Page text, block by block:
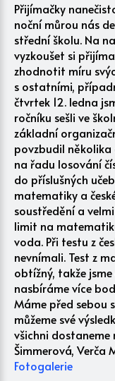
Přijímačky
noční můrou nás
střední školu. Na
vyzkoušet si
zhodnotit míru
s ostatními,
čtvrtek 12. ledna
ročníku sešli ve
základní
povzbudil
na řadu losování
do příslušných
matematiky a
soustředění a
limit na
voda. Při testu z
nevnímali. Test z
obtížný, takže
nasbíráme více
Máme před sebou
můžeme své
všichni dostaneme
Šimmerová, Verča
Fotogalerie